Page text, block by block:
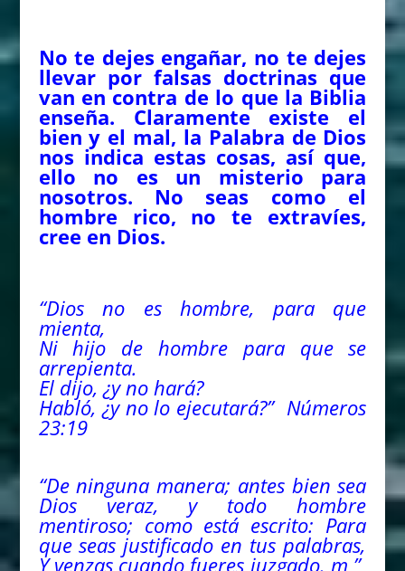
No te dejes engañar, no te dejes
llevar por falsas doctrinas que
van en contra de lo que la Biblia
enseña. Claramente existe el
bien y el mal, la Palabra de Dios
nos indica estas cosas, así que,
ello no es un misterio para
nosotros. No seas como el
hombre rico, no te extravíes,
cree en Dios.
“Dios no es hombre, para que
mienta,
Ni hijo de hombre para que se
arrepienta.
El dijo, ¿y no hará?
Habló, ¿y no lo ejecutará?” Números
23:19
“De ninguna manera; antes bien sea
Dios veraz, y todo hombre
mentiroso; comoestá escrito: Para
que seas justificado en tus palabras,
Y venzas cuando fueres juzgado. m ”